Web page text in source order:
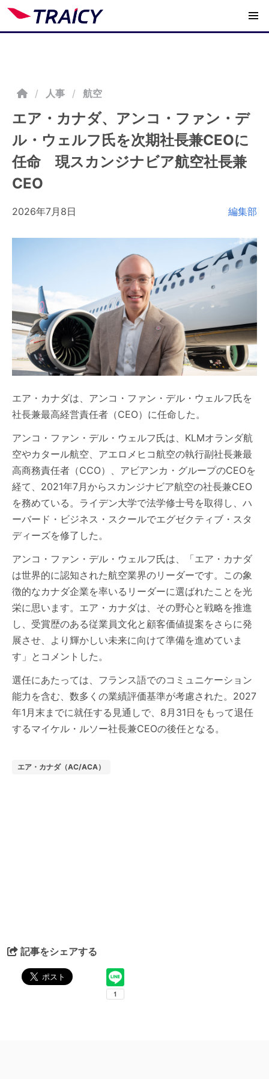
/ 人事 航空
エア・カナダ、アンコ・ファン・デ
ル・ウェルフ氏を次期社長兼CEOに
任命 現スカンジナビア航空社長兼
CEO
2026年7月8日 編集部
エア・カナダは、アンコ・ファン・デル・ウェルフ氏を
社長兼最高経営責任者（CEO）に任命した。
アンコ・ファン・デル・ウェルフ氏は、KLMオランダ航
空やカタール航空、アエロメヒコ航空の執行副社長兼最
高商務責任者（CCO）、アビアンカ・グループのCEOを
経て、2021年7月からスカンジナビア航空の社長兼CEO
を務めている。ライデン大学で法学修士号を取得し、ハ
ーバード・ビジネス・スクールでエグゼクティブ・スタ
ディーズを修了した。
アンコ・ファン・デル・ウェルフ氏は、「エア・カナダ
は世界的に認知された航空業界のリーダーです。この象
徴的なカナダ企業を率いるリーダーに選ばれたことを光
栄に思います。エア・カナダは、その野心と戦略を推進
し、受賞歴のある従業員文化と顧客価値提案をさらに発
展させ、より輝かしい未来に向けて準備を進めていま
す」とコメントした。
選任にあたっては、フランス語でのコミュニケーション
能力を含む、数多くの業績評価基準が考慮された。2027
年1月末までに就任する見通しで、8月31日をもって退任
するマイケル・ルソー社長兼CEOの後任となる。
エア・カナダ（AC/ACA）
記事をシェアする